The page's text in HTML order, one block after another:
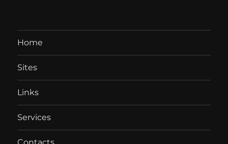
Home
Sites
Links
Services